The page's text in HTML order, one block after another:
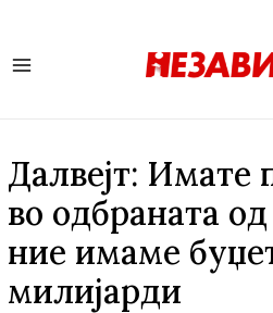
Далвејт: Имате
во одбраната
ние имаме
милијарди